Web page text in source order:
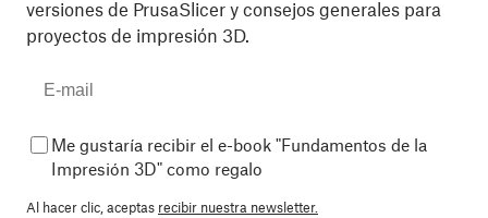
versiones de PrusaSlicer y consejos generales para
proyectos de impresión 3D.
Me gustaría recibir el e-book "Fundamentos de la
Impresión 3D" como regalo
Al hacer clic, aceptas recibir nuestra newsletter.